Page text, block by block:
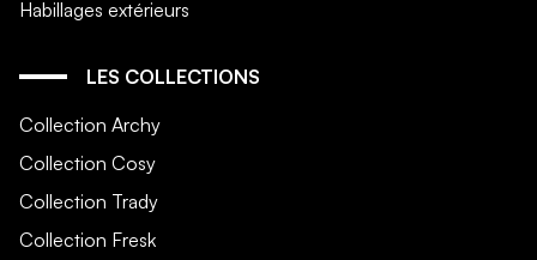
Habillages extérieurs
LES COLLECTIONS
Collection Archy
Collection Cosy
Collection Trady
Collection Fresk